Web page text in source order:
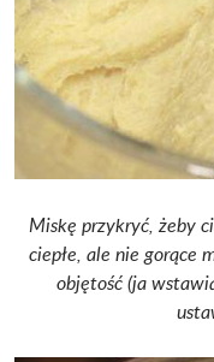
Miskę przykryć, żeby
ciepłe, ale nie gorące
objętość (ja